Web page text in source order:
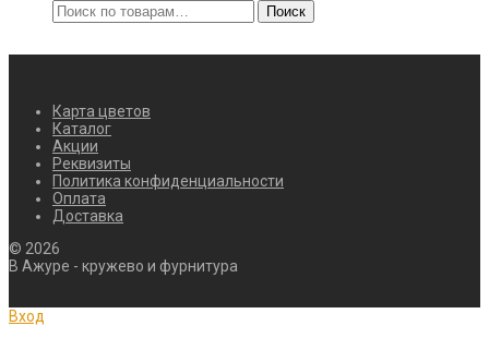
Искать: Поиск
Карта цветов
Каталог
Акции
Реквизиты
Политика конфиденциальности
Оплата
Доставка
© 2026
В Ажуре - кружево и фурнитура
Вход